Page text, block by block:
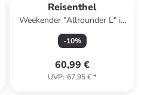
Reisenthel
Weekender "Allrounder L" in
Dunkelblau - (B)48 x (H)39,5 x
(T)29 cm
-10%
60,99 €
UVP: 67,95 €*